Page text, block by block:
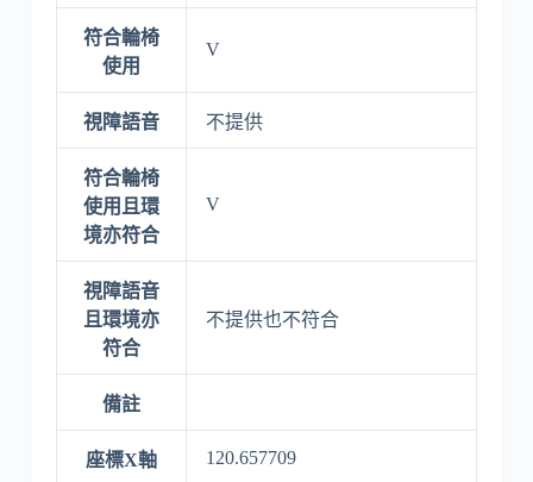
符合輪椅
使用
V
視障語音 不提供
符合輪椅
使用且環
境亦符合
V
視障語音
且環境亦
符合
不提供也不符合
備註
座標X軸 120.657709